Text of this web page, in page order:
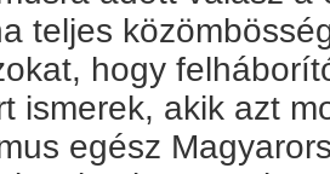
teljes
hogy
ismerek, akik azt
egész